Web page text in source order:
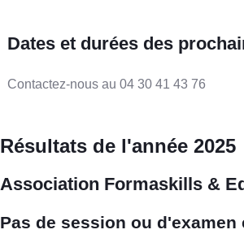
Dates et durées des
Contactez-nous au 04 30 41 43 76
Résultats de l'année 2025
Association Formaskills &
Pas de session ou d'examen